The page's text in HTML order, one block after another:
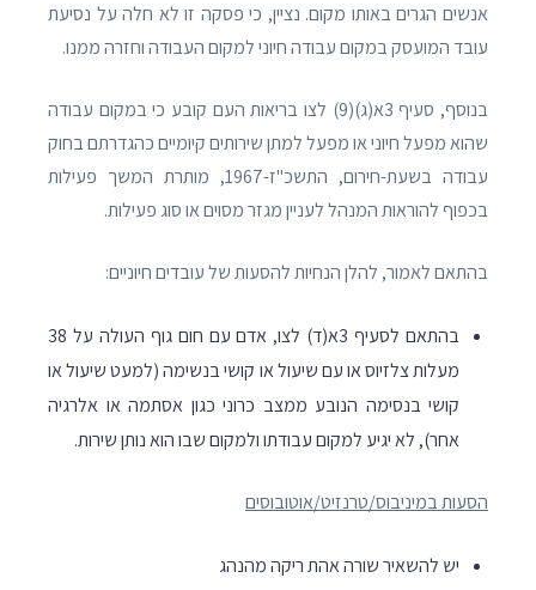
אנשים הגרים באותו מקום. נציין, כי פסקה זו לא חלה על נסיעת
עובד המועסק במקום עבודה חיוני למקום העבודה וחזרה ממנו.
בנוסף, סעיף 3א(ג)(9) לצו בריאות העם קובע כי במקום עבודה
שהוא מפעל חיוני או מפעל למתן שירותים קיומיים כהגדרתם בחוק
עבודה בשעת-חירום, התשכ"ז-1967, מותרת המשך פעילות
בכפוף להוראות המנהל לעניין מגזר מסוים או סוג פעילות.
בהתאם לאמור, להלן הנחיות להסעות של עובדים חיוניים:
בהתאם לסעיף 3א(ד) לצו, אדם עם חום גוף העולה על 38
מעלות צלזיוס או עם שיעול או קושי בנשימה (למעט שיעול או
קושי בנסימה הנובע ממצב כרוני כגון אסתמה או אלרגיה
אחר), לא יגיע למקום עבודתו ולמקום שבו הוא נותן שירות.
הסעות במיניבוס/טרנזיט/אוטובוסים
יש להשאיר שורה אהת ריקה מהנהג